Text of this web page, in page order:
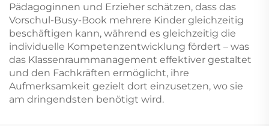
Pädagoginnen und Erzieher schätzen, dass das
Vorschul-Busy-Book mehrere Kinder gleichzeitig
beschäftigen kann, während es gleichzeitig die
individuelle Kompetenzentwicklung fördert – was
das Klassenraummanagement effektiver gestaltet
und den Fachkräften ermöglicht, ihre
Aufmerksamkeit gezielt dort einzusetzen, wo sie
am dringendsten benötigt wird.